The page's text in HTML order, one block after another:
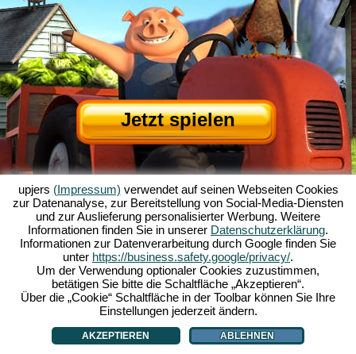
Jetzt spielen
Über My Free Farm |Die Story zum Browserspiel Die Features|AGB |
Impressum |Datenschutzerklärung|Regeln|Forum|Support|Spielinfo
My Free Farm 2 App|Google Play| App Store|
Browsergames - Upjers.com|Cookies verwalten
upjers (Impressum) verwendet auf seinen Webseiten Cookies
zur Datenanalyse, zur Bereitstellung von Social-Media-Diensten
und zur Auslieferung personalisierter Werbung. Weitere
Informationen finden Sie in unserer Datenschutzerklärung.
Informationen zur Datenverarbeitung durch Google finden Sie
unter https://business.safety.google/privacy/.
Um der Verwendung optionaler Cookies zuzustimmen,
betätigen Sie bitte die Schaltfläche „Akzeptieren“.
Über die „Cookie“ Schaltfläche in der Toolbar können Sie Ihre
Einstellungen jederzeit ändern.
AKZEPTIEREN ABLEHNEN